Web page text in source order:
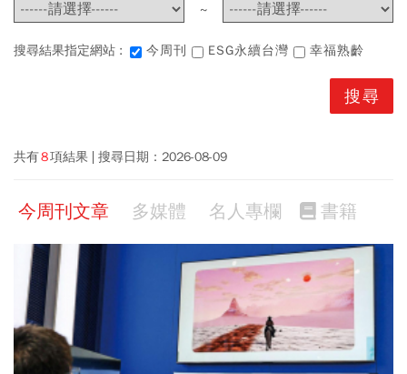
~
搜尋結果指定網站 : 今周刊 ESG永續台灣 幸福熟齡
共有8項結果 搜尋日期： 2026-08-09
今周刊文章 多媒體 名人專欄 書籍